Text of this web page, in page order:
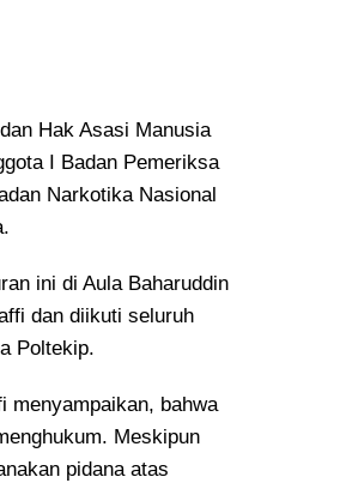
Hak Asasi Manusia
I Badan Pemeriksa
Narkotika Nasional
ini di Aula Baharuddin
dan diikuti seluruh
Poltekip.
menyampaikan, bahwa
Meskipun
pidana atas